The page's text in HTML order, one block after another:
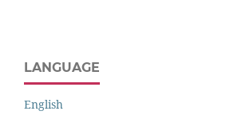
LANGUAGE
English